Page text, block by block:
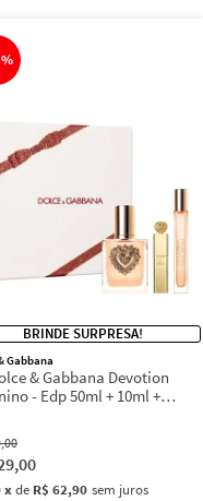
BRINDE SURPRESA!
Gabbana
& Gabbana Devotion
- Edp 50ml + 10ml +
,00
,00
xde R$ 62,90 sem juros